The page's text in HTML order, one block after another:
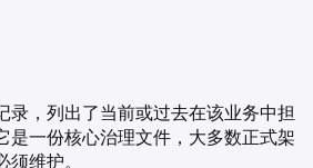
录，列出了当前或过去在该业务中担
是一份核心治理文件，大多数正式架
维护。